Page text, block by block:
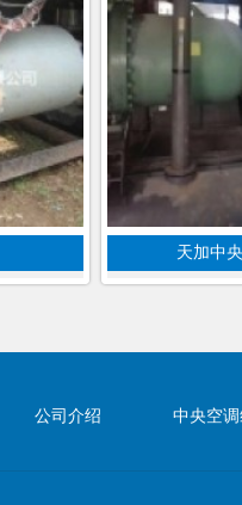
天加中
公司介绍
中央空